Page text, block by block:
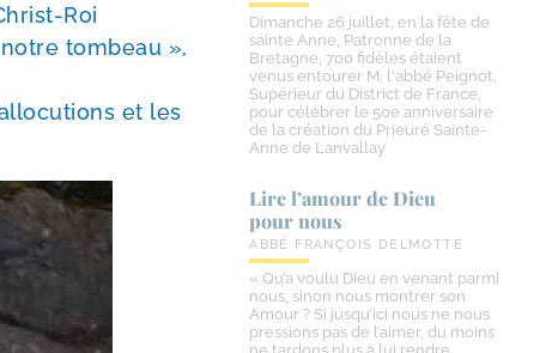
​Roi
tom­beau »,
et les
Dimanche 26 juillet, en la fête de
sainte Anne, Patronne de la
Bretagne, 700 fidèles étaient
venus entourer M. l'abbé Peignot,
Supérieur du District de France,
pour célébrer le 50e anniversaire
de la création du Prieuré Sainte-
Anne de Lanvallay
Lire l’amour de Dieu
pour nous
ABBÉ FRANÇOIS DELMOTTE
« Qu’a voulu Dieu en venant parmi
nous, sinon nous montrer son
Amour ? Si jusqu’ici nous ne nous
pressions pas de l’aimer, du moins